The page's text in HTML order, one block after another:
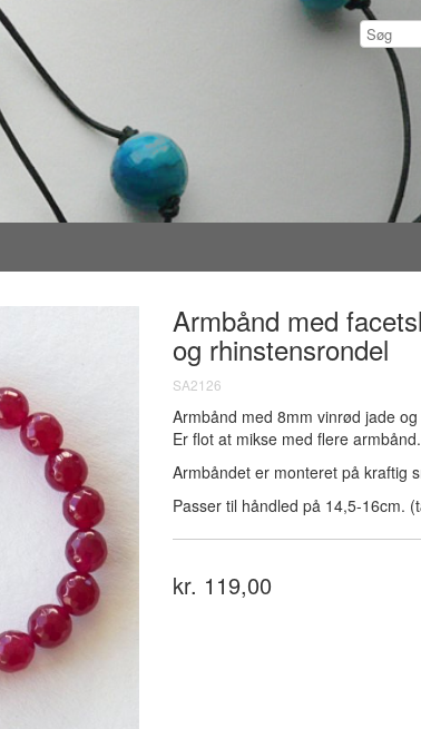
Armbånd med
og rhinstensrondel
SA2126
Armbånd med 8mm vinrød jade
Er flot at mikse med flere armbånd.
Armbåndet er monteret på kraftig
Passer til håndled på 14,5-16cm.
kr. 119,00